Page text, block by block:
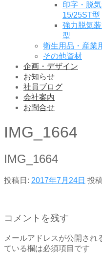
印字・脱
15/25ST型
強力脱気
型
衛生用品・産業
その他資材
企画・デザイン
お知らせ
社員ブログ
会社案内
お問合せ
IMG_1664
IMG_1664
投稿日: 2017年7月24日 投
コメントを残す
メールアドレスが公開され
ている欄は必須項目です